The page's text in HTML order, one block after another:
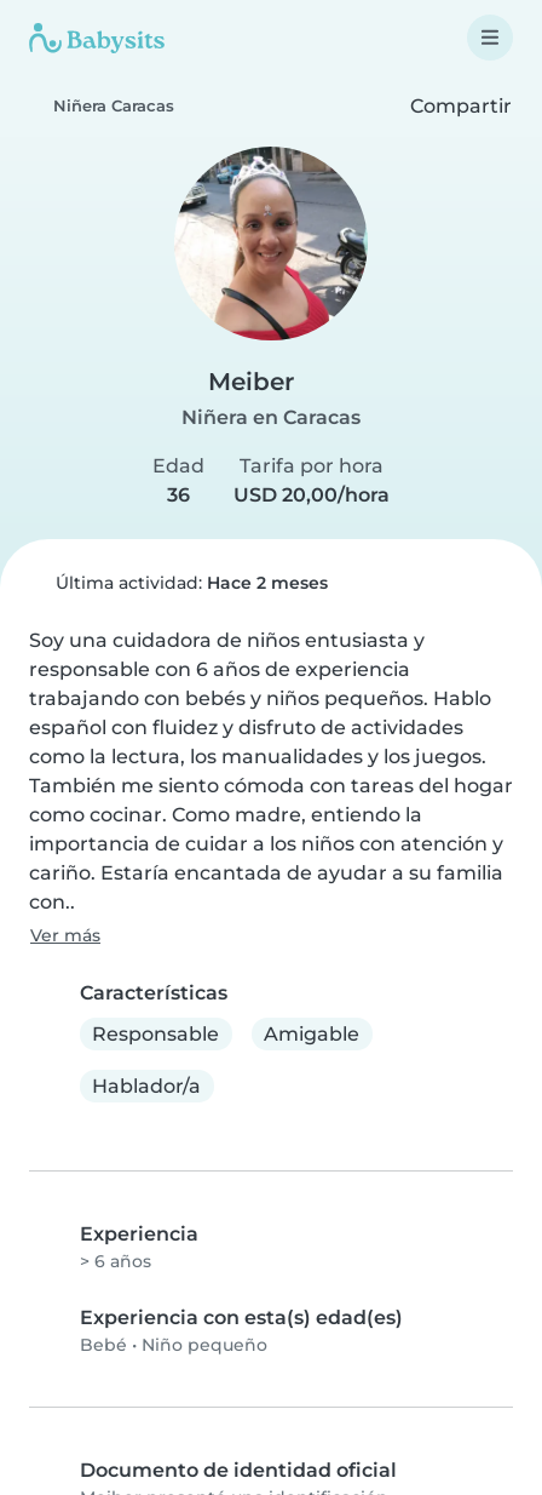
Niñera Caracas Compartir
Meiber
Niñera en Caracas
Edad
36
Tarifa por hora
USD 20,00/hora
Última actividad: Hace 2 meses
Soy una cuidadora de niños entusiasta y
responsable con 6 años de experiencia
trabajando con bebés y niños pequeños. Hablo
español con fluidez y disfruto de actividades
como la lectura, los manualidades y los juegos.
También me siento cómoda con tareas del hogar
como cocinar. Como madre, entiendo la
importancia de cuidar a los niños con atención y
cariño. Estaría encantada de ayudar a su familia
con..
Ver más
Características
Responsable
Amigable
Hablador/a
Experiencia
> 6 años
Experiencia con esta(s) edad(es)
Bebé • Niño pequeño
Documento de identidad oficial